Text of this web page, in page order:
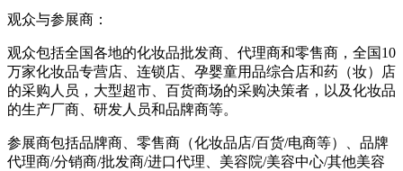
观众与参展商：
观众包括全国各地的化妆品批发商、代理商和零售商，全国10
万家化妆品专营店、连锁店、孕婴童用品综合店和药（妆）店
的采购人员，大型超市、百货商场的采购决策者，以及化妆品
的生产厂商、研发人员和品牌商等。
参展商包括品牌商、零售商（化妆品店/百货/电商等）、品牌
代理商/分销商/批发商/进口代理、美容院/美容中心/其他美容